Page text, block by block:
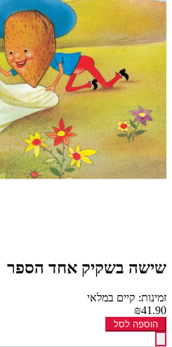
שישה בשקיק אחד הספר
זמינות: קיים במלאי
₪41.90
הוספה לסל